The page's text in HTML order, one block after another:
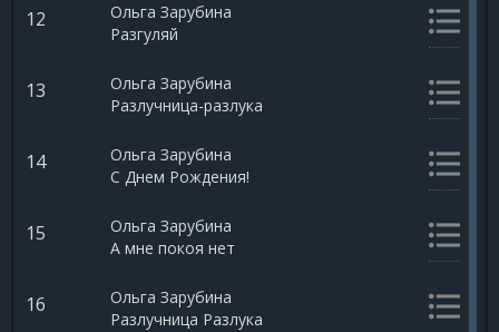
12
Ольга Зарубина
Разгуляй
13
Ольга Зарубина
Разлучница-разлука
14
Ольга Зарубина
С Днем Рождения!
15
Ольга Зарубина
А мне покоя нет
16
Ольга Зарубина
Разлучница Разлука